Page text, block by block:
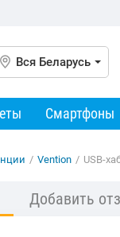
Вся Беларусь
Смартфоны
/ Vention / USB-
Добавить